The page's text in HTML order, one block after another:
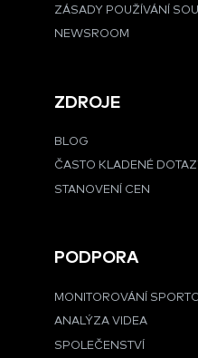
ZÁSADY POUŽÍVÁNÍ
NEWSROOM
ZDROJE
BLOG
ČASTO KLADENÉ
STANOVENÍ CEN
PODPORA
MONITOROVÁNÍ
ANALÝZA VIDEA
SPOLEČENSTVÍ